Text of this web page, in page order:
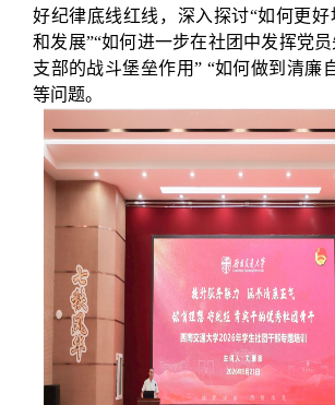
好纪律底线红线，深入探讨“如何更
和发展”“如何进一步在社团中发挥党
支部的战斗堡垒作用” “如何做到清廉
等问题。